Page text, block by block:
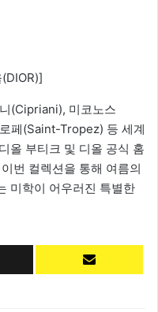
(Cipriani), 미코노스
페(Saint-Tropez) 등 세계
올 부티크 및 디올 공식 홈
번 컬렉션을 통해 여름의
미학이 어우러진 특별한